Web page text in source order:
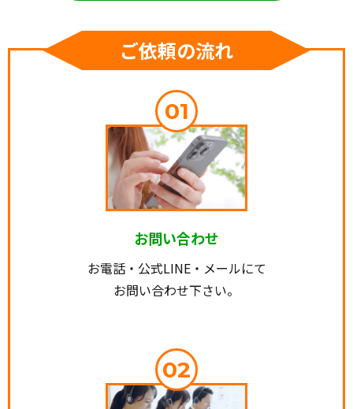
ご依頼の流れ
01
お問い合わせ
お電話・公式LINE・メールにて
お問い合わせ下さい。
02